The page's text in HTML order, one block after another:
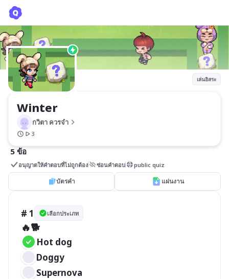
เล่นอิสระ
Winter
กวิตา ควรจํา
3
5 ข้อ
อนุญาตให้คำตอบที่ไม่ถูกต้อง ซ่อนคำตอบ public quiz
บัตรคำ แผ่นงาน
# 1 เลือกประเภท
🔥🐕
Hot dog
Doggy
Supernova